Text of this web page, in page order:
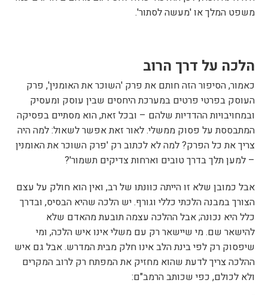
משפט המלך או 'מעשה לסתור'.
הלכה על דרך הרוב
כאמור, הסיפור הזה חותם את פרק 'השוכר את האומנין', פרק
העוסק בפרטי פרטים במערכת היחסים שבין עוסק ומעסיק
ובמחויבויות ההדדיות שלהם – ובכל זאת, הוא מסתיים בפסיקה
המתבססת על פסוק ממשלי. לאור זאת אפשר לשאול: למה היה
צריך את כל הפרק? למה לא לכתוב רק 'פרק השוכר את האומנין
– למען תלך בדרך טובים וארחות צדיקים תשמור'?
אבל כמובן שלא זו הייתה כוונתו של רב, ואין הוא חולק על עצם
הצורך במבנה הלכתי כללי וגורף. יש הלכה שהיא הבסיס, ובדרך
כלל היא נכונה; אבל ההלכה עצמה תובעת מהאדם שלא
להישאר שם. מי שיישאר רק עם משלי אינו איש הלכה, ומי
שיפסוק רק לפי בינת הלב אינו חלק מבית המדרש. אבל גם איש
ההלכה צריך לדעת שהוא מחזיק את המפתח רק לרוב המקרים
ולא לכולם, כפי שכותב הרמב"ם: